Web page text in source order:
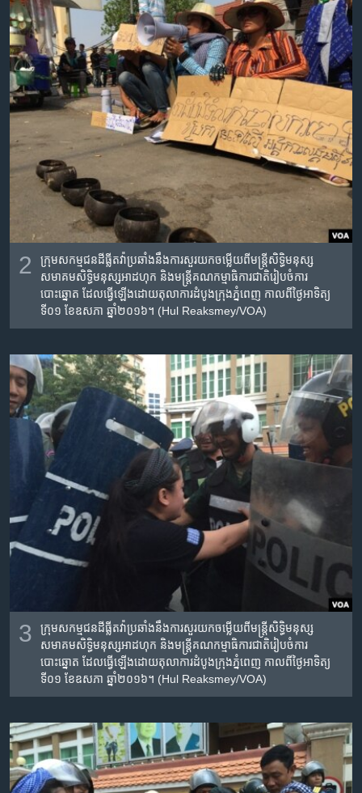
2
កុ្រមសកម្មជនដីធ្លីតវ៉ាប្រឆាំងនឹងការសួរយកចម្លើយពីមន្ត្រីសិទ្ធិមនុស្ស
សមាគមសិទ្ធិមនុស្សអាដហុក និងមន្ត្រីគណកម្មាធិការជាតិរៀបចំការ
បោះឆ្នោត ដែលធ្វើឡើងដោយតុលាការដំបូងក្រុងភ្នំពេញ កាលពីថ្ងៃអាទិត្យ
ទី០១ ខែឧសភា ឆ្នាំ២០១៦។ (Hul Reaksmey/VOA)
3
កុ្រមសកម្មជនដីធ្លីតវ៉ាប្រឆាំងនឹងការសួរយកចម្លើយពីមន្ត្រីសិទ្ធិមនុស្ស
សមាគមសិទ្ធិមនុស្សអាដហុក និងមន្ត្រីគណកម្មាធិការជាតិរៀបចំការ
បោះឆ្នោត ដែលធ្វើឡើងដោយតុលាការដំបូងក្រុងភ្នំពេញ កាលពីថ្ងៃអាទិត្យ
ទី០១ ខែឧសភា ឆ្នាំ២០១៦។ (Hul Reaksmey/VOA)